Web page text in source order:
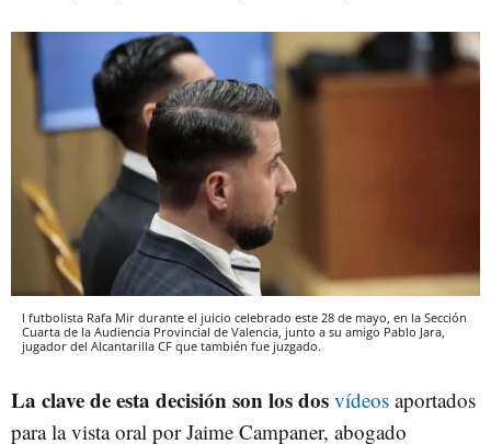
l futbolista Rafa Mir durante el juicio celebrado este 28 de mayo, en la Sección
Cuarta de la Audiencia Provincial de Valencia, junto a su amigo Pablo Jara,
jugador del Alcantarilla CF que también fue juzgado.
La clave de esta decisión son los dos vídeos aportados
para la vista oral por Jaime Campaner, abogado